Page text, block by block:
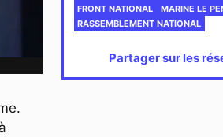
FRONT NATIONAL
MARINE LE
RASSEMBLEMENT NATIONAL
Partager sur les